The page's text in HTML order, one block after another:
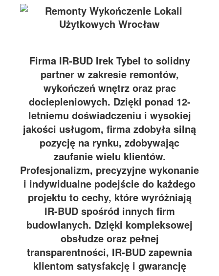
Firma IR-BUD Irek Tybel to solidny
partner w zakresie remontów,
wykończeń wnętrz oraz prac
dociepleniowych. Dzięki ponad 12-
letniemu doświadczeniu i wysokiej
jakości usługom, firma zdobyła silną
pozycję na rynku, zdobywając
zaufanie wielu klientów.
Profesjonalizm, precyzyjne wykonanie
i indywidualne podejście do każdego
projektu to cechy, które wyróżniają
IR-BUD spośród innych firm
budowlanych. Dzięki kompleksowej
obsłudze oraz pełnej
transparentności, IR-BUD zapewnia
klientom satysfakcję i gwarancję